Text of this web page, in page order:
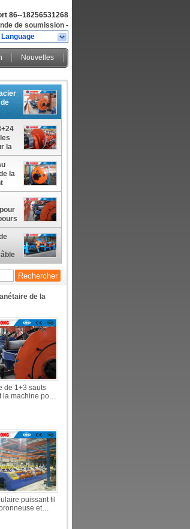
86--18256531268
de soumission -
Nouvelles
la
la
de la
de 1+3 sauts
la machine pour
puissant fil
et